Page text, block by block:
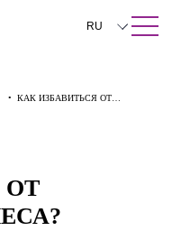
Закрыть
RU
中文
• КАК ИЗБАВИТЬСЯ ОТ
ОТ